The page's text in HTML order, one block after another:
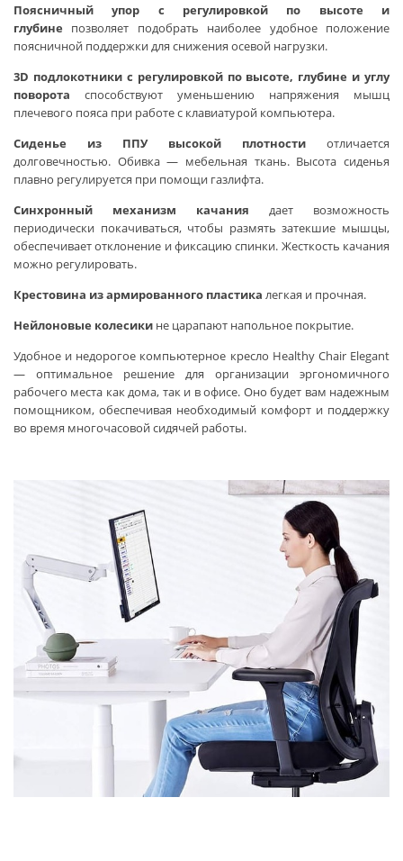
Поясничный упор с регулировкой по высоте и
глубине позволяет подобрать наиболее удобное положение
поясничной поддержки для снижения осевой нагрузки.
3D подлокотники с регулировкой по высоте, глубине и углу
поворота способствуют уменьшению напряжения мышц
плечевого пояса при работе с клавиатурой компьютера.
Сиденье из ППУ высокой плотности отличается
долговечностью. Обивка — мебельная ткань. Высота сиденья
плавно регулируется при помощи газлифта.
Синхронный механизм качания дает возможность
периодически покачиваться, чтобы размять затекшие мышцы,
обеспечивает отклонение и фиксацию спинки. Жесткость качания
можно регулировать.
Крестовина из армированного пластика легкая и прочная.
Нейлоновые колесики не царапают напольное покрытие.
Удобное и недорогое компьютерное кресло Healthy Chair Elegant
— оптимальное решение для организации эргономичного
рабочего места как дома, так и в офисе. Оно будет вам надежным
помощником, обеспечивая необходимый комфорт и поддержку
во время многочасовой сидячей работы.